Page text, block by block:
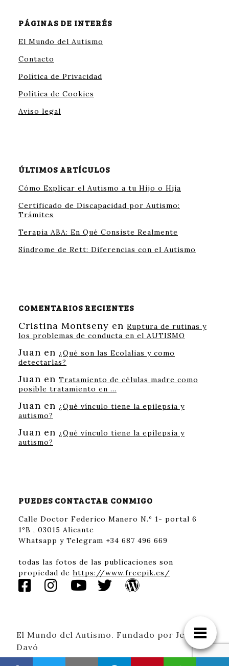
PÁGINAS DE INTERÉS
El Mundo del Autismo
Contacto
Política de Privacidad
Política de Cookies
Aviso legal
ÚLTIMOS ARTÍCULOS
Cómo Explicar el Autismo a tu Hijo o Hija
Certificado de Discapacidad por Autismo:
Trámites
Terapia ABA: En Qué Consiste Realmente
Síndrome de Rett: Diferencias con el Autismo
COMENTARIOS RECIENTES
Cristina Montseny en Ruptura de rutinas y
los problemas de conducta en el AUTISMO
Juan en ¿Qué son las Ecolalias y como
detectarlas?
Juan en Tratamiento de células madre como
posible tratamiento en …
Juan en ¿Qué vínculo tiene la epilepsia y
autismo?
Juan en ¿Qué vínculo tiene la epilepsia y
autismo?
PUEDES CONTACTAR CONMIGO
Calle Doctor Federico Manero N.º 1- portal 6
1ºB , 03015 Alicante
Whatsapp y Telegram +34 687 496 669
todas las fotos de las publicaciones son
propiedad de https://www.freepik.es/
El Mundo del Autismo. Fundado por Jessica
Davó